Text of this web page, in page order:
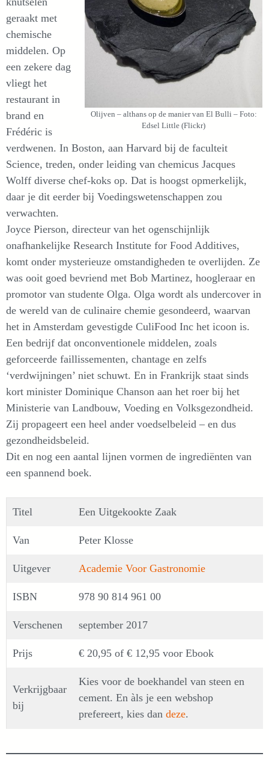
Olijven – althans op de manier van El Bulli – Foto:
Edsel Little (Flickr)
geraakt met
chemische
middelen. Op
een zekere dag
vliegt het
restaurant in
brand en
Frédéric is
verdwenen. In Boston, aan Harvard bij de faculteit
Science, treden, onder leiding van chemicus Jacques
Wolff diverse chef-koks op. Dat is hoogst opmerkelijk,
daar je dit eerder bij Voedingswetenschappen zou
verwachten.
Joyce Pierson, directeur van het ogenschijnlijk
onafhankelijke Research Institute for Food Additives,
komt onder mysterieuze omstandigheden te overlijden. Ze
was ooit goed bevriend met Bob Martinez, hoogleraar en
promotor van studente Olga. Olga wordt als undercover in
de wereld van de culinaire chemie gesondeerd, waarvan
het in Amsterdam gevestigde CuliFood Inc het icoon is.
Een bedrijf dat onconventionele middelen, zoals
geforceerde faillissementen, chantage en zelfs
‘verdwijningen’ niet schuwt. En in Frankrijk staat sinds
kort minister Dominique Chanson aan het roer bij het
Ministerie van Landbouw, Voeding en Volksgezondheid.
Zij propageert een heel ander voedselbeleid – en dus
gezondheidsbeleid.
Dit en nog een aantal lijnen vormen de ingrediënten van
een spannend boek.
Titel Een Uitgekookte Zaak
Van Peter Klosse
Uitgever Academie Voor Gastronomie
ISBN 978 90 814 961 00
Verschenen september 2017
Prijs € 20,95 of € 12,95 voor Ebook
Verkrijgbaar
bij
Kies voor de boekhandel van steen en
cement. En àls je een webshop
prefereert, kies dan deze.